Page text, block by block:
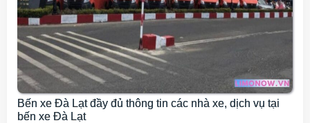
Bến xe Đà Lạt đầy đủ thông tin các nhà xe, dịch vụ tại
bến xe Đà Lạt